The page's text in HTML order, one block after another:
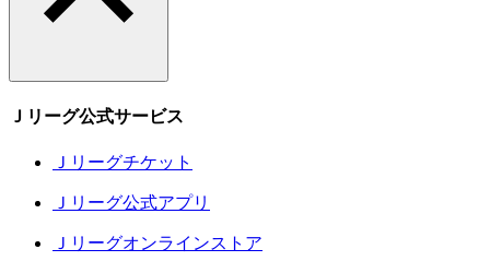
Ｊリーグ公式サービス
Ｊリーグチケット
Ｊリーグ公式アプリ
Ｊリーグオンラインストア